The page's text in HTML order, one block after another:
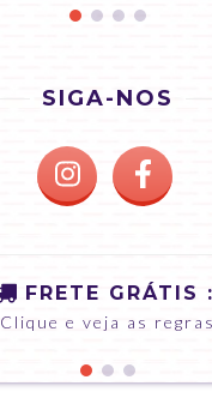
SIGA-NOS
FRETE GRÁTIS
Clique e veja as regras